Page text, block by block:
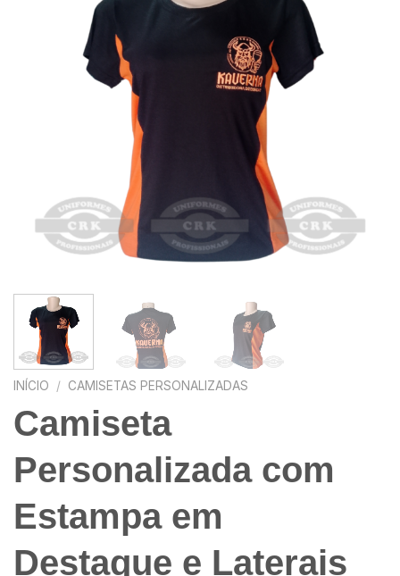
INÍCIO / CAMISETAS PERSONALIZADAS
Camiseta
Personalizada com
Estampa em
Destaque e Laterais